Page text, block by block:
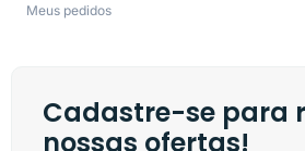
Meus pedidos
Cadastre-se para
nossas ofertas!